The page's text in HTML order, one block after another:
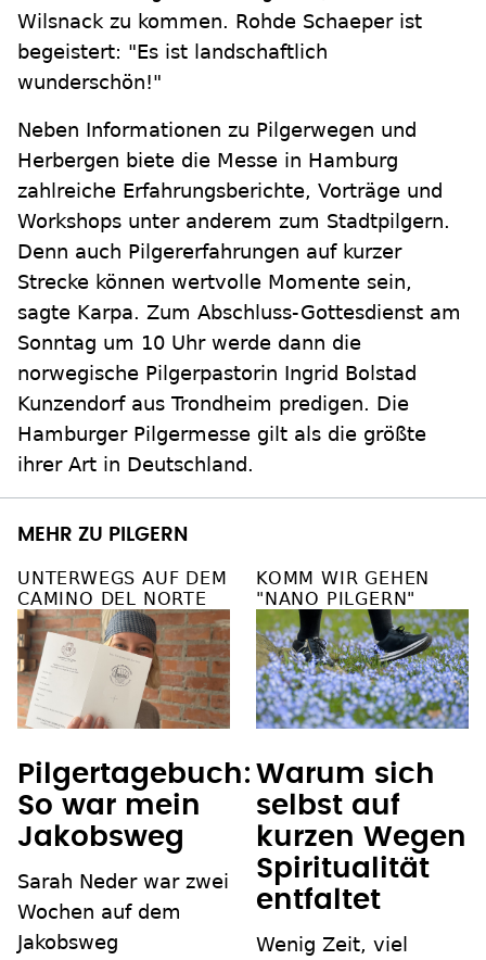
Wilsnack zu kommen. Rohde Schaeper ist
begeistert: "Es ist landschaftlich
wunderschön!"
Neben Informationen zu Pilgerwegen und
Herbergen biete die Messe in Hamburg
zahlreiche Erfahrungsberichte, Vorträge und
Workshops unter anderem zum Stadtpilgern.
Denn auch Pilgererfahrungen auf kurzer
Strecke können wertvolle Momente sein,
sagte Karpa. Zum Abschluss-Gottesdienst am
Sonntag um 10 Uhr werde dann die
norwegische Pilgerpastorin Ingrid Bolstad
Kunzendorf aus Trondheim predigen. Die
Hamburger Pilgermesse gilt als die größte
ihrer Art in Deutschland.
MEHR ZU PILGERN
UNTERWEGS AUF DEM
CAMINO DEL NORTE
Pilgertagebuch:
So war mein
Jakobsweg
Sarah Neder war zwei
Wochen auf dem
Jakobsweg
KOMM WIR GEHEN
"NANO PILGERN"
Warum sich
selbst auf
kurzen Wegen
Spiritualität
entfaltet
Wenig Zeit, viel